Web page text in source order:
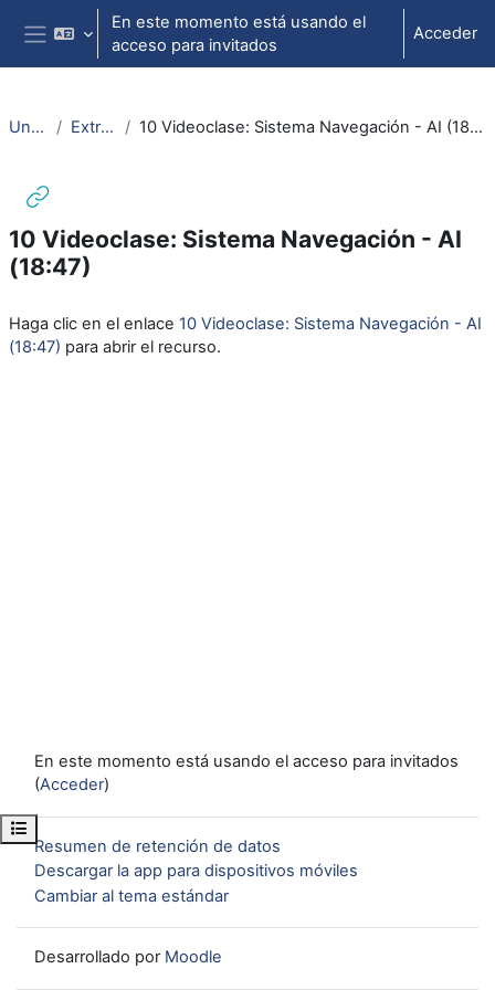
Salta al contenido principal
Panel lateral
En este momento está usando el
acceso para invitados
Acceder
Abrir índice del curso
Unity Extras 10 Videoclase: Sistema Navegación - AI (18:47)
10 Videoclase: Sistema Navegación - AI
(18:47)
Haga clic en el enlace 10 Videoclase: Sistema Navegación - AI
(18:47) para abrir el recurso.
En este momento está usando el acceso para invitados
(Acceder)
Resumen de retención de datos
Descargar la app para dispositivos móviles
Cambiar al tema estándar
Desarrollado por Moodle